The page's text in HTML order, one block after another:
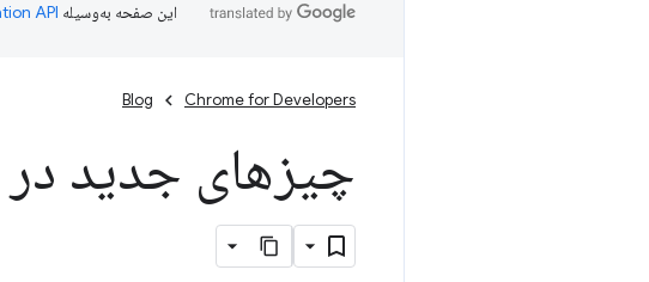
این صفحه به‌وسیله
Chrome for Developers
Blog
چیزهای جدید در Dev